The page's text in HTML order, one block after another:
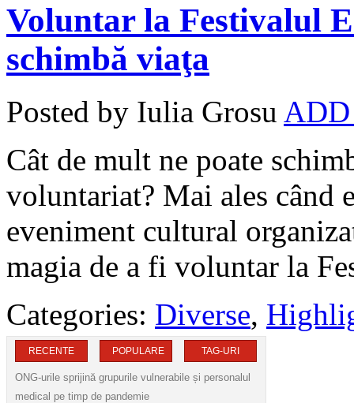
Voluntar la Festivalul
schimbă viaţa
Posted by Iulia Grosu
Cât de mult ne poate
voluntariat? Mai ales când
eveniment cultural
magia de a fi voluntar la
Categories: Diverse,
RECENTE POPULARE TAG-URI
ONG-urile sprijină grupurile vulnerabile și personalul
medical pe timp de pandemie